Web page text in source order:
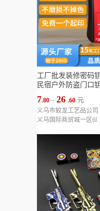
工厂批发装修密码
民宿户外防盗门口
7.80 ~ 26 .60 元
义乌市蛟龙工艺品公司
义乌国际商贸城一区6